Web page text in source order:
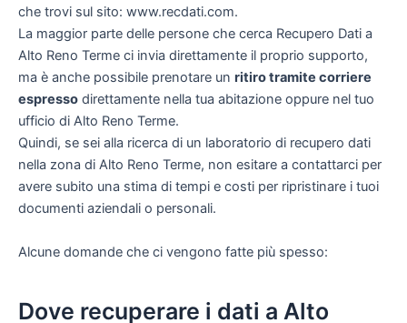
che trovi sul sito: www.recdati.com.
La maggior parte delle persone che cerca Recupero Dati a
Alto Reno Terme ci invia direttamente il proprio supporto,
ma è anche possibile prenotare un ritiro tramite corriere
espresso direttamente nella tua abitazione oppure nel tuo
ufficio di Alto Reno Terme.
Quindi, se sei alla ricerca di un laboratorio di recupero dati
nella zona di Alto Reno Terme, non esitare a contattarci per
avere subito una stima di tempi e costi per ripristinare i tuoi
documenti aziendali o personali.
Alcune domande che ci vengono fatte più spesso:
Dove recuperare i dati a Alto